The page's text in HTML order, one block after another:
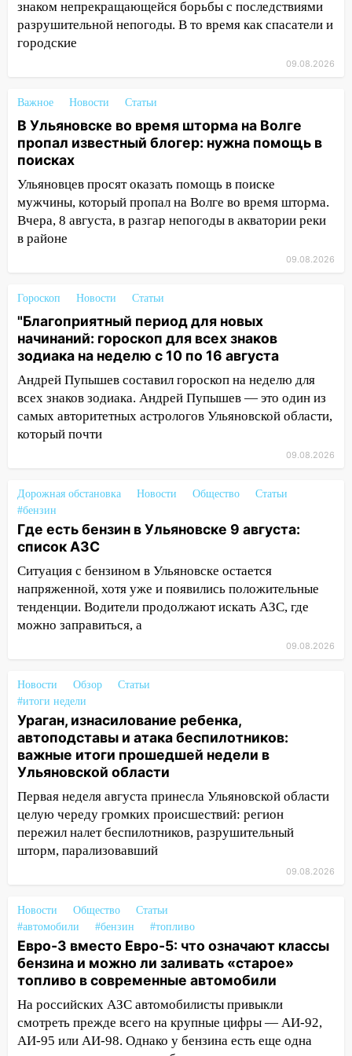
крупный град
12:11
Где есть бензин в Ульяновске 9
августа: список АЗС
машину во время сильного ливня в
Ульяновске
11:00
В Ульяновской области люди в
СНТ сидят без света
10:13 Прокуратура подвела итоги
недели в Ульяновской области
09:18
автоподставы и атака беспилотников:
важные итоги прошедшей недели в
Ульяновской области
08:20 В Ульяновске восстановили
трамвайную и троллейбусную
инфраструктуру после шторма
08:19 Внимание! В Цильнинском районе
пропал 67-летний мужчина
непогода
07:30 Евро-3 вместо Евро-5: что
означают классы бензина и можно ли
заливать «старое» топливо в
современные автомобили
06:30 Какая погода будет в Ульяновской
области днем 9 августа
три знака получат шанс, который нельзя
упустить
08.08.2026
20:10 Во время урагана в Ульяновске на
Волге перевернулась лодка
19:55 В Ульяновске упавшее дерево
заблокировало в машине двух женщин
17:15 В Ульяновской области
ремонтируют девять мостов: один уже
17:00
«Ульяновскалипсис»: последствия
урагана 8 августа
16:38
Прогноз погоды в Ульяновской
области на 9 августа
16:34 Из-за мощной непогоды в
Ульяновске отменили фестиваль «Наше
время»
знаком непрекращающейся борьбы с последствиями
разрушительной непогоды. В то время как спасатели и
городские
09.08.2026
Важное Новости Статьи
В Ульяновске во время шторма на Волге
пропал известный блогер: нужна помощь в
поисках
Ульяновцев просят оказать помощь в поиске
мужчины, который пропал на Волге во время шторма.
Вчера, 8 августа, в разгар непогоды в акватории реки
в районе
09.08.2026
Гороскоп Новости Статьи
"Благоприятный период для новых
начинаний: гороскоп для всех знаков
зодиака на неделю с 10 по 16 августа
Андрей Пупышев составил гороскоп на неделю для
всех знаков зодиака. Андрей Пупышев — это один из
самых авторитетных астрологов Ульяновской области,
который почти
09.08.2026
Дорожная обстановка Новости Общество
Статьи
#бензин
Где есть бензин в Ульяновске 9 августа:
список АЗС
Ситуация с бензином в Ульяновске остается
напряженной, хотя уже и появились положительные
тенденции. Водители продолжают искать АЗС, где
можно заправиться, а
09.08.2026
Новости Обзор
Статьи
#итоги недели
Ураган, изнасилование ребенка,
автоподставы и атака беспилотников:
важные итоги прошедшей недели в
Ульяновской области
Первая неделя августа принесла Ульяновской области
целую череду громких происшествий: регион
пережил налет беспилотников, разрушительный
шторм, парализовавший
09.08.2026
Новости Общество
Статьи
#автомобили
#бензин #топливо
Евро-3 вместо Евро-5: что означают классы
бензина и можно ли заливать «старое»
топливо в современные автомобили
На российских АЗС автомобилисты привыкли
смотреть прежде всего на крупные цифры — АИ-92,
АИ-95 или АИ-98. Однако у бензина есть еще одна